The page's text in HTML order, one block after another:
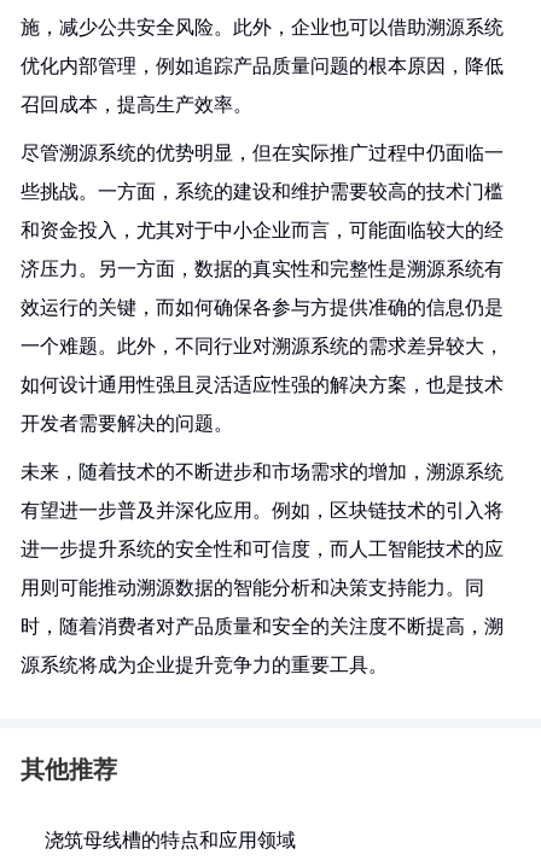
施，减少公共安全风险。此外，企业也可以借助溯源系统
优化内部管理，例如追踪产品质量问题的根本原因，降低
召回成本，提高生产效率。
尽管溯源系统的优势明显，但在实际推广过程中仍面临一
些挑战。一方面，系统的建设和维护需要较高的技术门槛
和资金投入，尤其对于中小企业而言，可能面临较大的经
济压力。另一方面，数据的真实性和完整性是溯源系统有
效运行的关键，而如何确保各参与方提供准确的信息仍是
一个难题。此外，不同行业对溯源系统的需求差异较大，
如何设计通用性强且灵活适应性强的解决方案，也是技术
开发者需要解决的问题。
未来，随着技术的不断进步和市场需求的增加，溯源系统
有望进一步普及并深化应用。例如，区块链技术的引入将
进一步提升系统的安全性和可信度，而人工智能技术的应
用则可能推动溯源数据的智能分析和决策支持能力。同
时，随着消费者对产品质量和安全的关注度不断提高，溯
源系统将成为企业提升竞争力的重要工具。
其他推荐
浇筑母线槽的特点和应用领域